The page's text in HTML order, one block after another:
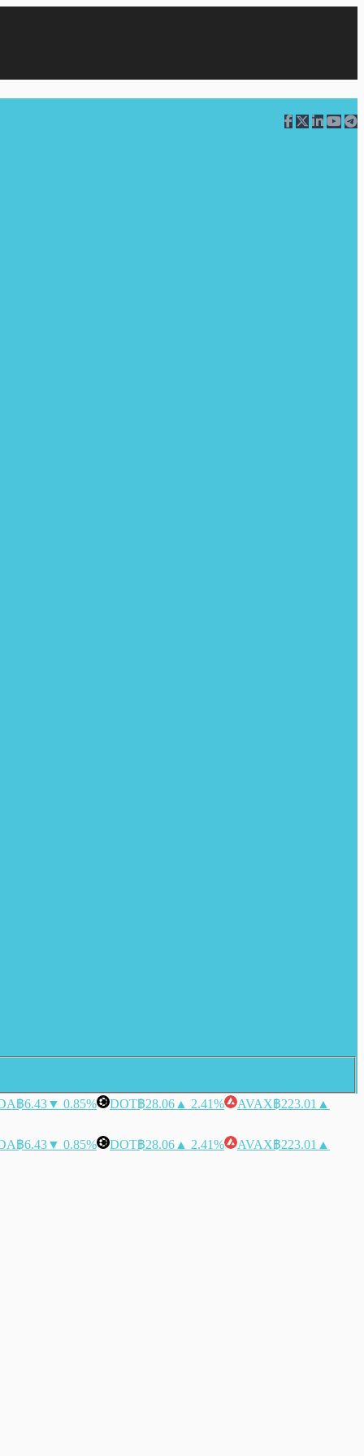
฿6.43▼ 0.85% DOT฿28.06 ▲ 2.41% AVAX฿223.01 ▲
฿6.43▼ 0.85% DOT฿28.06 ▲ 2.41% AVAX฿223.01 ▲